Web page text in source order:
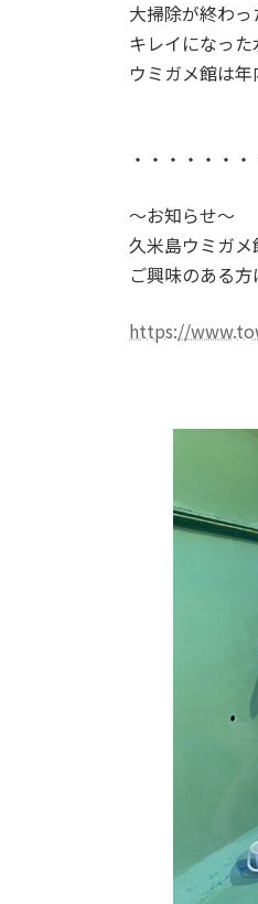
大掃除が終わ
キレイになっ
ウミガメ館は年
・・・・・・
～お知らせ～
久米島ウミガメ
ご興味のある
https://